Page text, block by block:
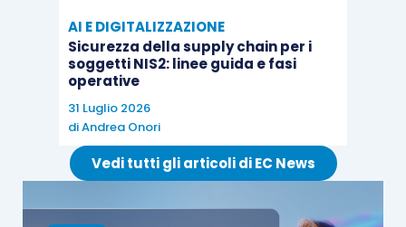
espressamente lapreventiva produzione della
certificazione; anche in questo caso, tuttavia,
non sembra ricavarsi dal testo normativo che tale
termine sia posto a
all’esenzione da ritenuta.
AI E DIGITALIZZAZIONE
Sicurezza della supply chain per i
soggetti NIS2: linee guida e fasi
operative
31 Luglio 2026
diAndrea Onori
Vedi tutti gli articoli di EC News